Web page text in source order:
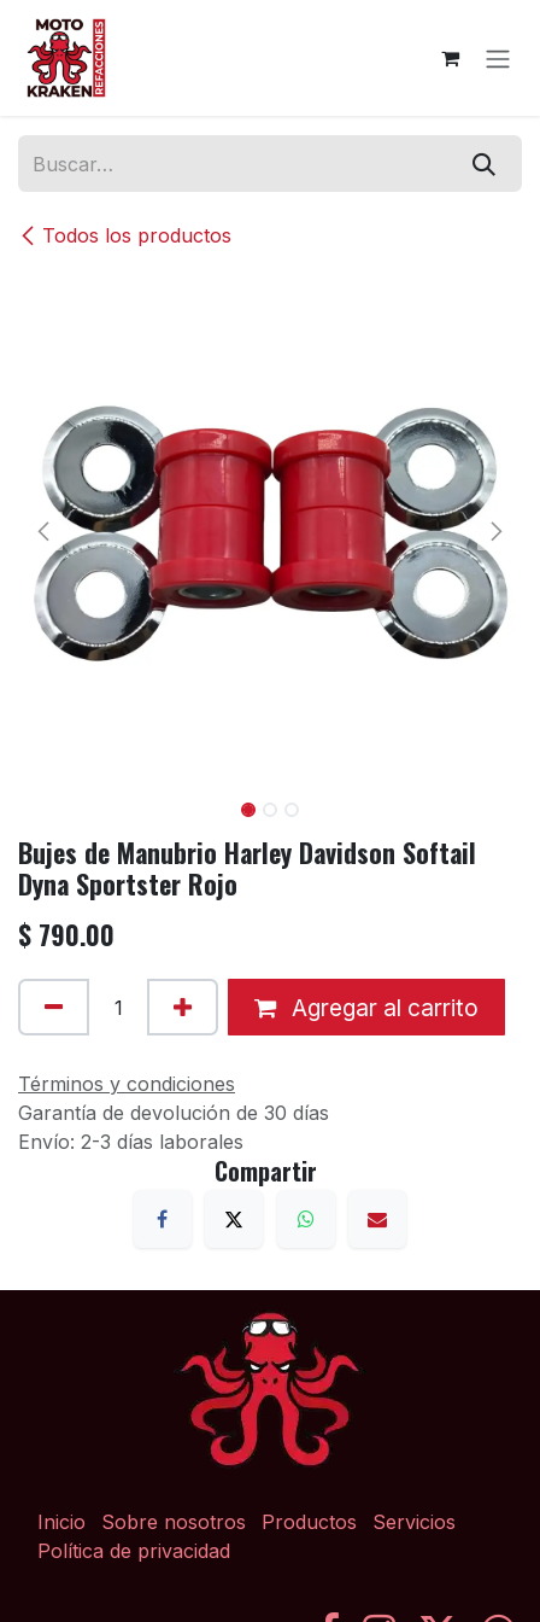
Ir al contenido
Todos los productos
Bujes de Manubrio Harley Davidson Softail
Dyna Sportster Rojo
$ 790.00
Agregar al carrito
Términos y condiciones
Garantía de devolución de 30 días
Envío: 2-3 días laborales
Compartir
Inicio Sobre nosotros Productos
Servicios
Política de privacidad